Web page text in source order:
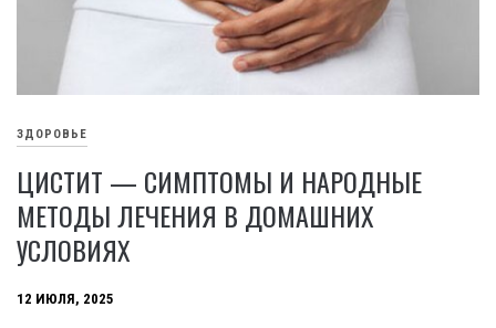
ЗДОРОВЬЕ
ЦИСТИТ — СИМПТОМЫ И НАРОДНЫЕ
МЕТОДЫ ЛЕЧЕНИЯ В ДОМАШНИХ
УСЛОВИЯХ
12 ИЮЛЯ, 2025